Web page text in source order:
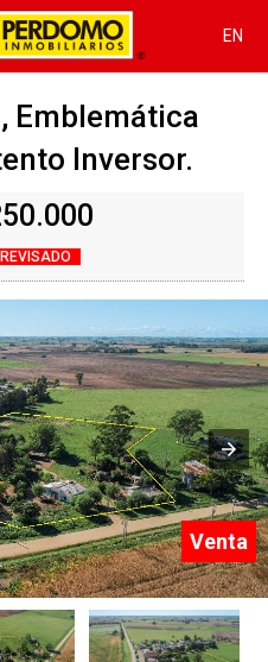
EN
Emblemática
Inversor.
Venta